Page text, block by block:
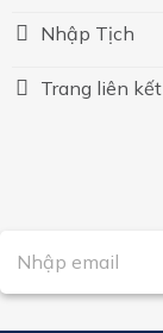
Nhập Tịch
Trang liên kết